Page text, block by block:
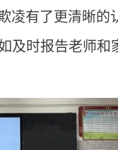
凌有了更清晰的
及时报告老师和